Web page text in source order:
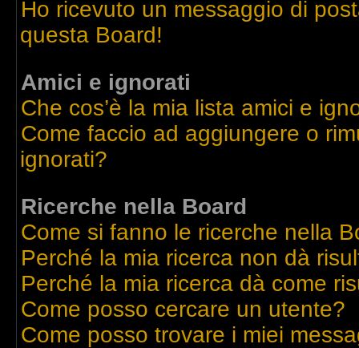
Ho ricevuto un messaggio di
questa Board!
Amici e ignorati
Che cos’è la mia lista amici e
Come faccio ad aggiungere o
ignorati?
Ricerche nella Board
Come si fanno le ricerche nella
Perché la mia ricerca non dà
Perché la mia ricerca dà come
Come posso cercare un utente?
Come posso trovare i miei